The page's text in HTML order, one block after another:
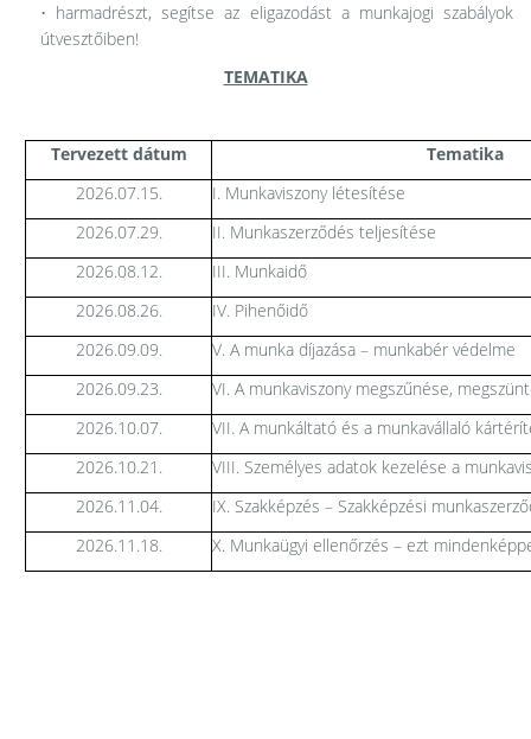
• harmadrészt, segítse az eligazodást a munkajogi szabályok
útvesztőiben!
TEMATIKA
Tervezett dátum
Tematika
2026.07.15.
I. Munkaviszony létesítése
2026.07.29.
II. Munkaszerződés teljesítése
2026.08.12.
III. Munkaidő
2026.08.26.
IV. Pihenőidő
2026.09.09.
V. A munka díjazása – munkabér védelme
2026.09.23.
VI. A munkaviszony megszűnése,
2026.10.07.
VII. A munkáltató és a munkavállaló
2026.10.21.
VIII. Személyes adatok kezelése a
2026.11.04.
IX. Szakképzés – Szakképzési
2026.11.18.
X. Munkaügyi ellenőrzés – ezt